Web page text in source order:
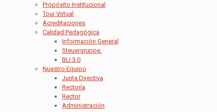
Propósito Institucional
Tour Virtual
Acreditaciones
Calidad Pedagógica
Información General
Steuergruppe.
BLI 3.0
Nuestro Equipo
Junta Directiva
Rectoría
Rector
Administración